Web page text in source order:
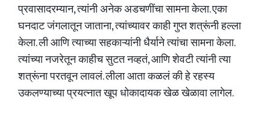
प्रवासादरम्यान, त्यांनी अनेक अडचणींचा सामना केला. एका
घनदाट जंगलातून जाताना, त्यांच्यावर काही गुप्त शत्रूंनी हल्ला
केला. ली आणि त्याच्या सहकाऱ्यांनी धैर्याने त्यांचा सामना केला.
त्यांच्या नजरेतून काहीच सुटत नव्हतं, आणि शेवटी त्यांनी त्या
शत्रूंना परतवून लावलं. लीला आता कळलं की हे रहस्य
उकलण्याच्या प्रयत्नात खूप धोकादायक खेळ खेळावा लागेल.